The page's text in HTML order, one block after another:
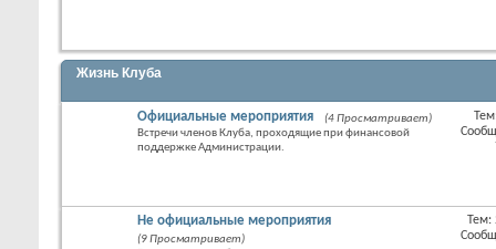
Жизнь Клуба
Официальные мероприятия
(4 Просматривает)
Встречи членов Клуба, проходящие при финансовой
поддержке Администрации.
лента
Не официальные мероприятия
(9 Просматривает)
RSS
лента
Тем: